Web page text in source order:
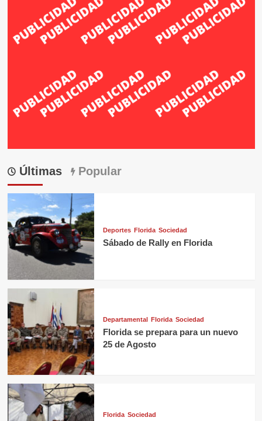
Últimas Popular
Deportes Florida Sociedad
Sábado de Rally en Florida
Departamental Florida Sociedad
Florida se prepara para un nuevo
25 de Agosto
Florida Sociedad